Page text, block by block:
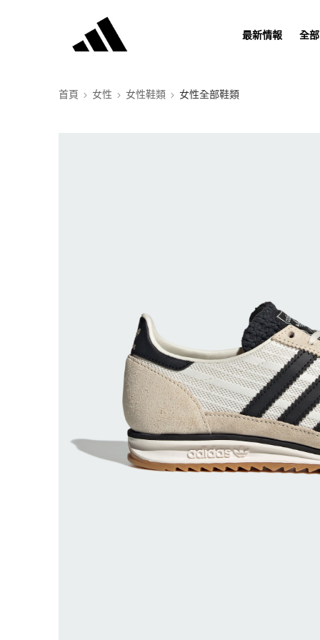
最新情報 全
首頁 女性 女性鞋類 女性全部鞋類